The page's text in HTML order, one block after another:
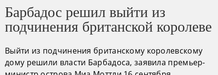
Барбадос решил выйти из
подчинения британской королеве
Выйти из подчинения британскому королевскому
дому решили власти Барбадоса, заявила премьер-